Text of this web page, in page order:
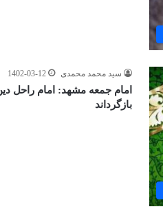
سید محمد محمدی 1402-03-12
امام جمعه مشهد: امام راحل
بازگرداند